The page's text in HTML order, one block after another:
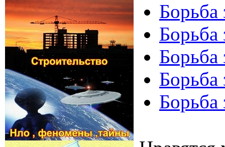
Борьба
Борьба
Борьба
Борьба